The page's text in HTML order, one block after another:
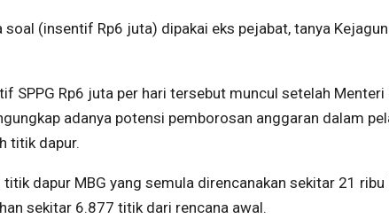
soal (insentif Rp6 juta) dipakai eks pejabat, tanya
SPPG Rp6 juta per hari tersebut muncul setelah
adanya potensi pemborosan anggaran dalam
titik dapur.
dapur MBG yang semula direncanakan sekitar 21
sekitar 6.877 titik dari rencana awal.